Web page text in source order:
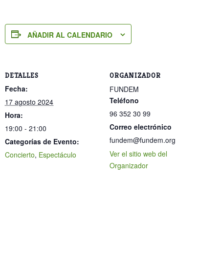
AÑADIR AL CALENDARIO
DETALLES
Fecha:
17 agosto 2024
Hora:
19:00 - 21:00
Categorías de Evento:
Concierto, Espectáculo
ORGANIZADOR
FUNDEM
Teléfono
96 352 30 99
Correo electrónico
fundem@fundem.org
Ver el sitio web del
Organizador